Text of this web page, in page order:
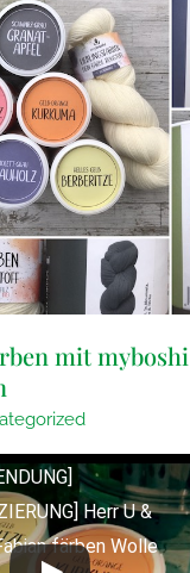
mit myboshi
Herr U &
färben Wolle